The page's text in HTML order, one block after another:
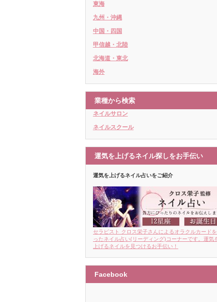
東海
九州・沖縄
中国・四国
甲信越・北陸
北海道・東北
海外
業種から検索
ネイルサロン
ネイルスクール
運気を上げるネイル探しをお手伝い
運気を上げるネイル占いをご紹介
セラピスト クロス栄子さんによるオラクルカード
ったネイル占い(リーディング)コーナーです。運気
上げるネイルを見つけるお手伝い！
Facebook